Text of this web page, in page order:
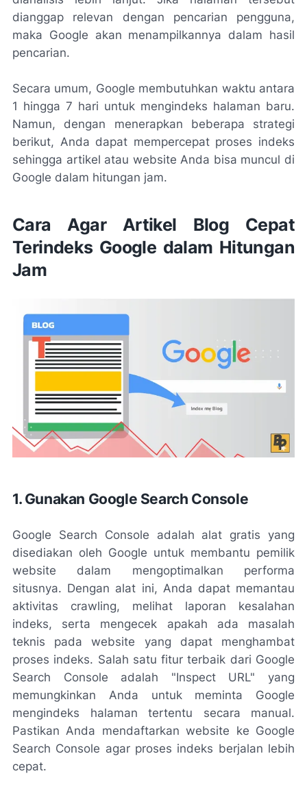
dianggap relevan dengan pencarian pengguna,
maka Google akan menampilkannya dalam hasil
pencarian.
Secara umum, Google membutuhkan waktu antara
1 hingga 7 hari untuk mengindeks halaman baru.
Namun, dengan menerapkan beberapa strategi
berikut, Anda dapat mempercepat proses indeks
sehingga artikel atau website Anda bisa muncul di
Google dalam hitungan jam.
Cara Agar Artikel Blog Cepat
Terindeks Google dalam Hitungan
Jam
1. Gunakan Google Search Console
Google Search Console adalah alat gratis yang
disediakan oleh Google untuk membantu pemilik
website dalam mengoptimalkan performa
situsnya. Dengan alat ini, Anda dapat memantau
aktivitas crawling, melihat laporan kesalahan
indeks, serta mengecek apakah ada masalah
teknis pada website yang dapat menghambat
proses indeks. Salah satu fitur terbaik dari Google
Search Console adalah "Inspect URL" yang
memungkinkan Anda untuk meminta Google
mengindeks halaman tertentu secara manual.
Pastikan Anda mendaftarkan website ke Google
Search Console agar proses indeks berjalan lebih
cepat.